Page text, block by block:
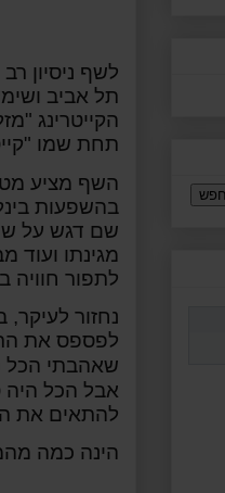
לשף ניסיון
תל אביב ושימש
הקייטרינג
תחת שמו
השף מציע
בהשפעות
שם דגש על
מגינתו ועוד
לתפור חוויה
נחזור
לפספס את
שאהבתי הכל
אבל הכל היה
להתאים את
הינה כמה